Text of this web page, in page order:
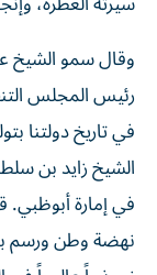
وقال سمو الشيخ
في تاريخ دولتنا
الشيخ زايد بن
في إمارة
نهضة وطن ورسم